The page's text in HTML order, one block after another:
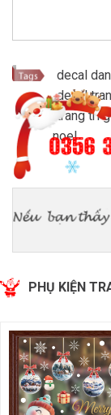
decal
decal
trang tri
noel
PHỤ KIỆN